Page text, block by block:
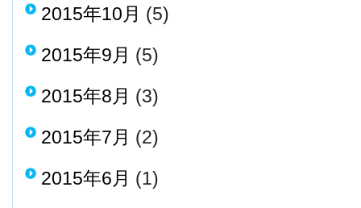
2015年10月 (5)
2015年9月 (5)
2015年8月 (3)
2015年7月 (2)
2015年6月 (1)